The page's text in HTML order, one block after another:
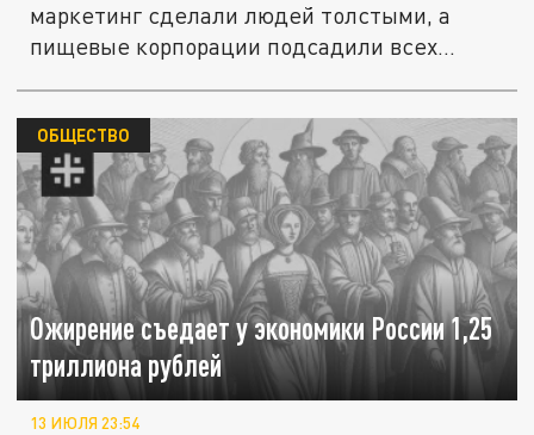
маркетинг сделали людей толстыми, а
пищевые корпорации подсадили всех...
Ожирение съедает у экономики России 1,25
триллиона рублей
ОБЩЕСТВО
13 ИЮЛЯ 23:54